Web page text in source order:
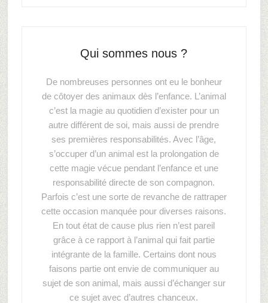
Qui sommes nous ?
De nombreuses personnes ont eu le bonheur
de côtoyer des animaux dès l’enfance. L’animal
c’est la magie au quotidien d’exister pour un
autre différent de soi, mais aussi de prendre
ses premières responsabilités. Avec l’âge,
s’occuper d’un animal est la prolongation de
cette magie vécue pendant l’enfance et une
responsabilité directe de son compagnon.
Parfois c’est une sorte de revanche de rattraper
cette occasion manquée pour diverses raisons.
En tout état de cause plus rien n’est pareil
grâce à ce rapport à l’animal qui fait partie
intégrante de la famille. Certains dont nous
faisons partie ont envie de communiquer au
sujet de son animal, mais aussi d’échanger sur
ce sujet avec d’autres chanceux.